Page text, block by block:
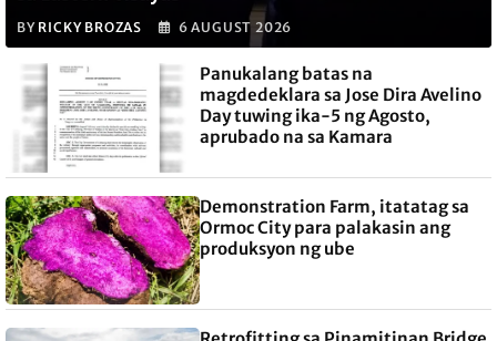
BY RICKY BROZAS 6 AUGUST 2026
Panukalang batas na
magdedeklara sa Jose Dira Avelino
Day tuwing ika-5 ng Agosto,
aprubado na sa Kamara
Demonstration Farm, itatatag sa
Ormoc City para palakasin ang
produksyon ng ube